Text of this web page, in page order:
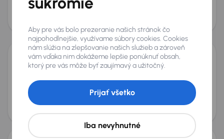
Mesačná splátka
Zlacnené o 600 €
MINI One
One
Mesačná splátka Akciová cena na úver
Nové v ponuke
Aby pre vás bolo prezeranie našich stránok čo
najpohodlnejšie, využívame súbory cookies. Cookies
nám slúžia na zlepšovanie našich služieb a zároveň
vám vďaka nim dokážeme lepšie ponúknuť obsah,
ktorý pre vás môže byť zaujímavý a užitočný.
Iba nevyhnutné
Prijať všetko